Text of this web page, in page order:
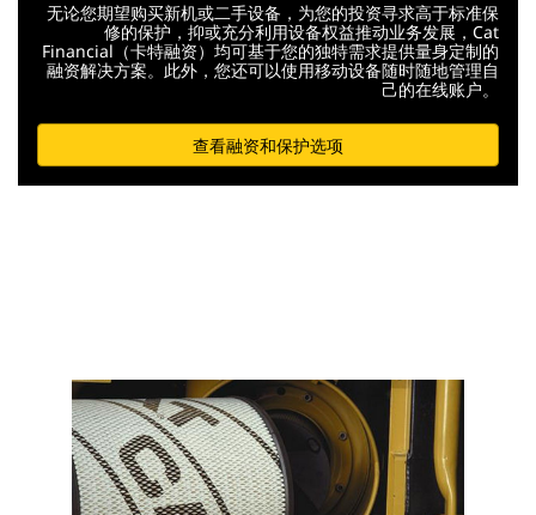
无论您期望购买新机或二手设备，为您的投资寻求高于标准保
修的保护，抑或充分利用设备权益推动业务发展，Cat
Financial（卡特融资）均可基于您的独特需求提供量身定制的
融资解决方案。此外，您还可以使用移动设备随时随地管理自
己的在线账户。
查看融资和保护选项